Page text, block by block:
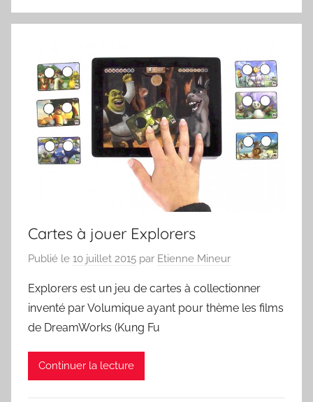
Cartes à jouer Explorers
Publié le 10 juillet 2015 par Etienne Mineur
Explorers est un jeu de cartes à collectionner
inventé par Volumique ayant pour thème les films
de DreamWorks (Kung Fu
Continuer la lecture